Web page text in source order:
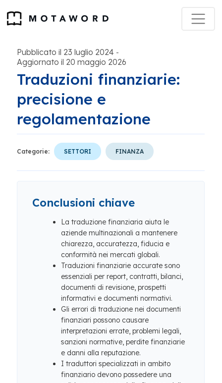
Pubblicato il 23 luglio 2024 -
Aggiornato il 20 maggio 2026
Traduzioni finanziarie:
precisione e
regolamentazione
Categorie: SETTORI FINANZA
Conclusioni chiave
La traduzione finanziaria aiuta le
aziende multinazionali a mantenere
chiarezza, accuratezza, fiducia e
conformità nei mercati globali.
Traduzioni finanziarie accurate sono
essenziali per report, contratti, bilanci,
documenti di revisione, prospetti
informativi e documenti normativi.
Gli errori di traduzione nei documenti
finanziari possono causare
interpretazioni errate, problemi legali,
sanzioni normative, perdite finanziarie
e danni alla reputazione.
I traduttori specializzati in ambito
finanziario devono possedere una